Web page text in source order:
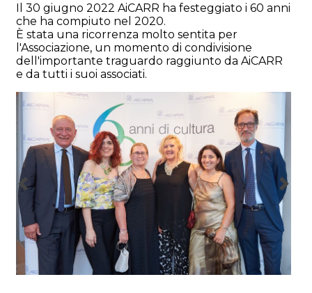
Il 30 giugno 2022 AiCARR ha festeggiato i 60 anni
che ha compiuto nel 2020.
È stata una ricorrenza molto sentita per
l'Associazione, un momento di condivisione
dell'importante traguardo raggiunto da AiCARR
e da tutti i suoi associati.
Previous Next